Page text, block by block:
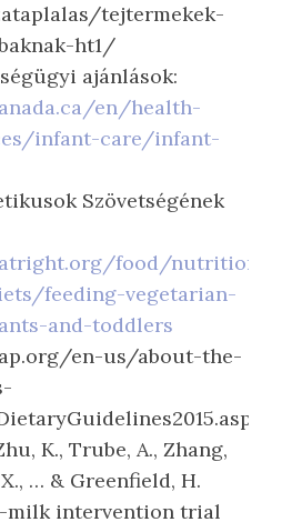
tejtermekek-
ht1/
ajánlások:
en/health-
infant-care/infant-
Szövetségének
food/nutrition/
feeding-vegetarian-
and-toddlers
en-us/about-the-
K., Trube, A., Zhang,
… & Greenfield, H.
milk intervention trial